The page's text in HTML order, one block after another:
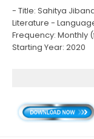
- Title: Sahitya
Literature -
Frequency: Monthly
Starting Year: 2020